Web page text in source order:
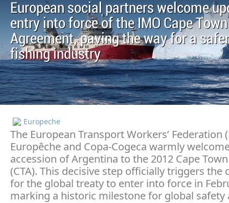
European social partners welcome
entry into force of the IMO Cape Town
Agreement, paving the way for a
fishing industry
Europeche
The European Transport Workers’ Federation
Europêche and Copa-Cogeca warmly
accession of Argentina to the 2012 Cape
(CTA). This decisive step officially triggers the
for the global treaty to enter into force in
marking a historic milestone for global safety